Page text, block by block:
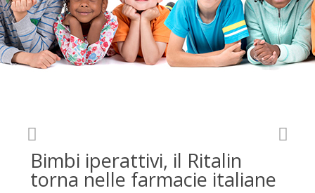
Bimbi iperattivi, il Ritalin
torna nelle farmacie italiane